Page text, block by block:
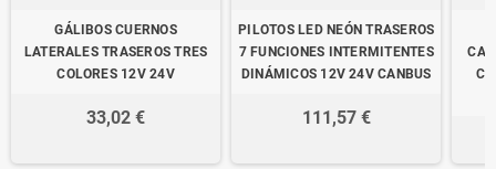
GÁLIBOS CUERNOS
LATERALES TRASEROS TRES
COLORES 12V 24V
33,02 €
PILOTOS LED NEÓN TRASEROS
7 FUNCIONES INTERMITENTES
DINÁMICOS 12V 24V CANBUS
111,57 €